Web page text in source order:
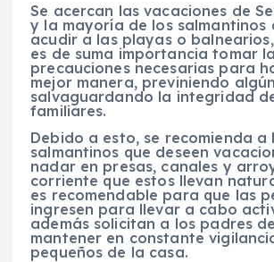
Se acercan las vacaciones de
y la mayoría de los salmantinos
acudir a las playas o
es de suma importancia tomar
precauciones necesarias para
mejor manera, previniendo
salvaguardando la integridad
familiares.
Debido a esto, se recomienda a
salmantinos que deseen
nadar en presas, canales y
corriente que estos llevan
es recomendable para que las
ingresen para llevar a cabo
además solicitan a los padres
mantener en constante
pequeños de la casa.